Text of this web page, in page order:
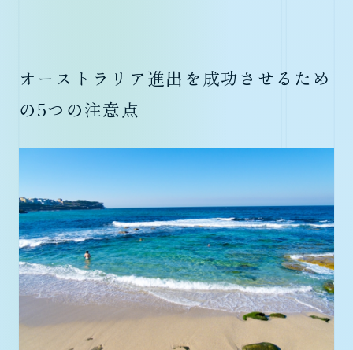
オーストラリア進出を成功させるため
の5つの注意点